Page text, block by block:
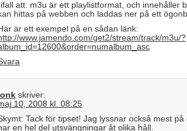
att: m3u är ett playlistformat, och innehåller
hittas på webben och laddas ner på ett
är ett exempel på en sådan länk:
www.jamendo.com/get2/stream/track/m3u/?
skriver:
10, 2008 kl. 08:25
Tack för tipset! Jag lyssnar också mest
en hel del utsvängningar åt olika håll.